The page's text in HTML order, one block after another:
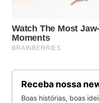
Receba nossa
Boas histórias, boas